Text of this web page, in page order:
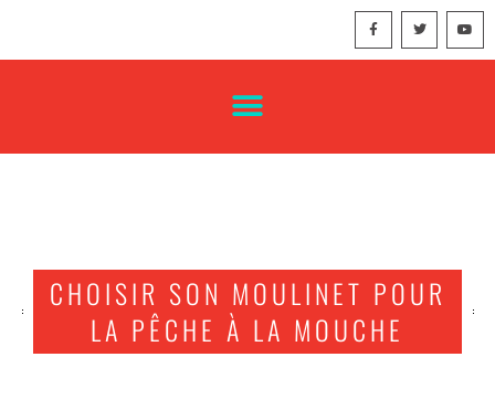
CHOISIR SON MOULINET POUR
LA PÊCHE À LA MOUCHE